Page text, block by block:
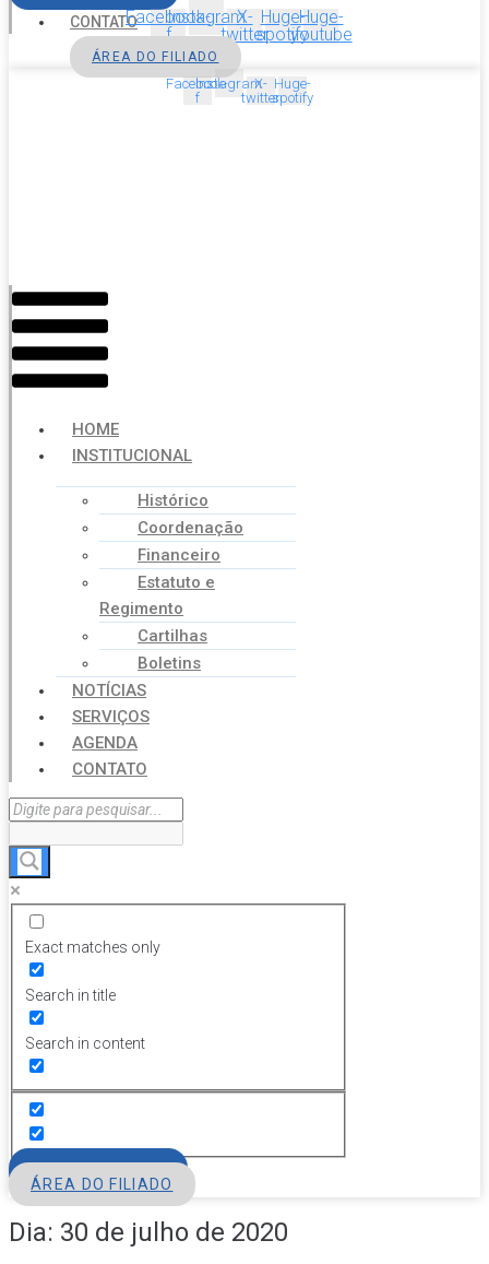
CONTATOFacebook-
f
InstagramX-
twitter
Huge-
spotify
Huge-
youtube
ÁREA DO FILIADO
Facebook-
f
InstagramX-
twitter
Huge-
spotify
Menu
HOME
INSTITUCIONAL
Histórico
Coordenação
Financeiro
Estatuto e
Regimento
Cartilhas
Boletins
NOTÍCIAS
SERVIÇOS
AGENDA
CONTATO
Exact matches only
Search in title
Search in content
ÁREA DO FILIADO
Dia: 30 de julho de 2020